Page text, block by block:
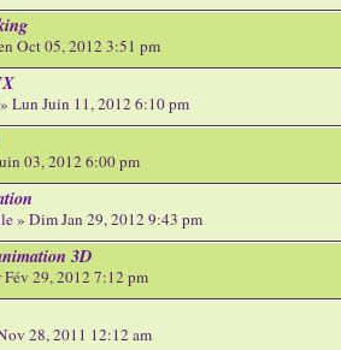
Oct 05, 2012 3:51 pm
» Lun Juin 11, 2012 6:10 pm
03, 2012 6:00 pm
» Dim Jan 29, 2012 9:43 pm
3D
Fév 29, 2012 7:12 pm
28, 2011 12:12 am